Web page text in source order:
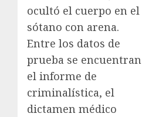
ocultó el cuerpo en el
sótano con arena.
Entre los datos de
prueba se encuentran
el informe de
criminalística, el
dictamen médico